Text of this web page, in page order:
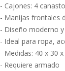
- Cajones: 4
- Manijas frontales
- Diseño moderno
- Ideal para ropa,
- Medidas: 40 x 30
- Requiere armado